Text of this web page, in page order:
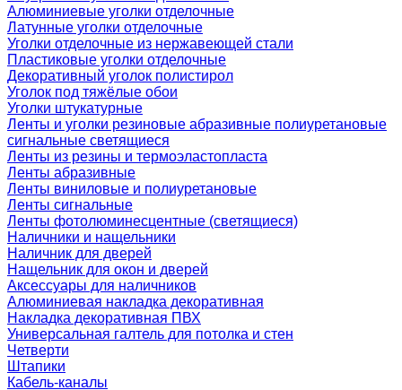
Алюминиевые уголки отделочные
Латунные уголки отделочные
Уголки отделочные из нержавеющей стали
Пластиковые уголки отделочные
Декоративный уголок полистирол
Уголок под тяжёлые обои
Уголки штукатурные
Ленты и уголки резиновые абразивные полиуретановые
сигнальные светящиеся
Ленты из резины и термоэластопласта
Ленты абразивные
Ленты виниловые и полиуретановые
Ленты сигнальные
Ленты фотолюминесцентные (светящиеся)
Наличники и нащельники
Наличник для дверей
Нащельник для окон и дверей
Аксессуары для наличников
Алюминиевая накладка декоративная
Накладка декоративная ПВХ
Универсальная галтель для потолка и стен
Четверти
Штапики
Кабель-каналы